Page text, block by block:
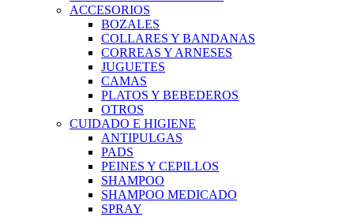
ACCESORIOS
BOZALES
COLLARES Y BANDANAS
CORREAS Y ARNESES
JUGUETES
CAMAS
PLATOS Y BEBEDEROS
OTROS
CUIDADO E HIGIENE
ANTIPULGAS
PADS
PEINES Y CEPILLOS
SHAMPOO
SHAMPOO MEDICADO
SPRAY